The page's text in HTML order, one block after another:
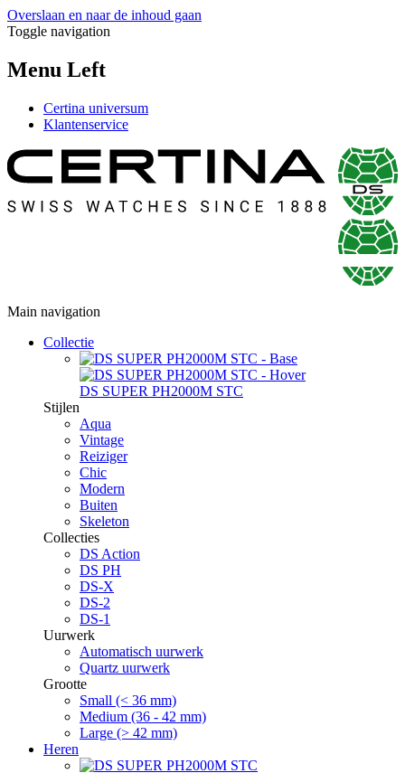
Overslaan en naar de inhoud gaan
Toggle navigation
Menu Left
Certina universum
Klantenservice
Main navigation
Collectie
DS SUPER PH2000M STC
Stijlen
Aqua
Vintage
Reiziger
Chic
Modern
Buiten
Skeleton
Collecties
DS Action
DS PH
DS-X
DS-2
DS-1
Uurwerk
Automatisch uurwerk
Quartz uurwerk
Grootte
Small (< 36 mm)
Medium (36 - 42 mm)
Large (> 42 mm)
Heren